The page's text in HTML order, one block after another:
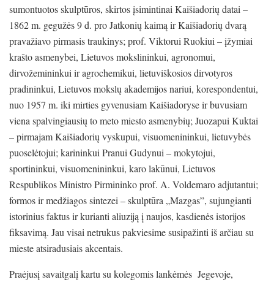
sumontuotos skulptūros, skirtos įsimintinai Kaišiadorių datai –
1862 m. gegužės 9 d. pro Jatkonių kaimą ir Kaišiadorių dvarą
pravažiavo pirmasis traukinys; prof. Viktorui Ruokiui – įžymiai
krašto asmenybei, Lietuvos mokslininkui, agronomui,
dirvožemininkui ir agrochemikui, lietuviškosios dirvotyros
pradininkui, Lietuvos mokslų akademijos nariui, korespondentui,
nuo 1957 m. iki mirties gyvenusiam Kaišiadoryse ir buvusiam
viena spalvingiausių to meto miesto asmenybių; Juozapui Kuktai
– pirmajam Kaišiadorių vyskupui, visuomenininkui, lietuvybės
puoselėtojui; karininkui Pranui Gudynui – mokytojui,
sportininkui, visuomenininkui, karo lakūnui, Lietuvos
Respublikos Ministro Pirmininko prof. A. Voldemaro adjutantui;
formos ir medžiagos sintezei – skulptūra „Mazgas”, sujungianti
istorinius faktus ir kurianti aliuziją į naujos, kasdienės istorijos
fiksavimą. Jau visai netrukus pakviesime susipažinti iš arčiau su
mieste atsiradusiais akcentais.
Praėjusį savaitgalį kartu su kolegomis lankėmės Jegevoje,